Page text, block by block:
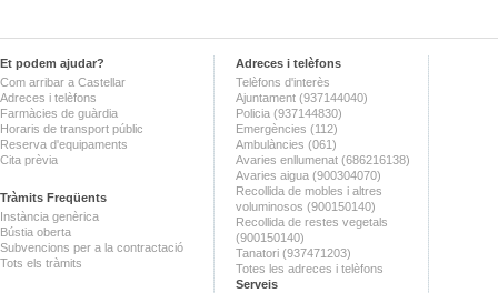
Et podem ajudar?
Com arribar a Castellar
Adreces i telèfons
Farmàcies de guàrdia
Horaris de transport públic
Reserva d'equipaments
Cita prèvia
Tràmits Freqüents
Instància genèrica
Bústia oberta
Subvencions per a la contractació
Tots els tràmits
Adreces i telèfons
Telèfons d'interès
Ajuntament (937144040)
Policia (937144830)
Emergències (112)
Ambulàncies (061)
Avaries enllumenat (686216138)
Avaries aigua (900304070)
Recollida de mobles i altres
voluminosos (900150140)
Recollida de restes vegetals
(900150140)
Tanatori (937471203)
Totes les adreces i telèfons
Serveis